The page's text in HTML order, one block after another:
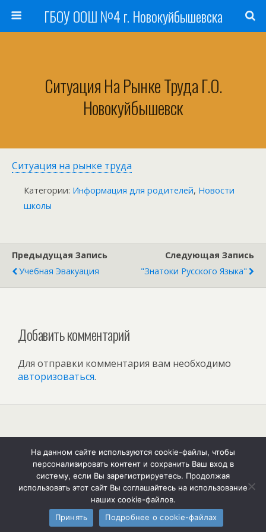
ГБОУ ООШ №4 г. Новокуйбышевска
Ситуация На Рынке Труда Г.о.
Новокуйбышевск
Ситуация на рынке труда
Категории: Информация для родителей, Новости
школы
Предыдущая Запись
Учебная Эвакуация
Следующая Запись
"Знатоки Русского Языка"
Добавить комментарий
Для отправки комментария вам необходимо
авторизоваться.
Наверх
Мобильн. Компьютерная
На данном сайте используются cookie-файлы, чтобы
персонализировать контент и сохранить Ваш вход в
систему, если Вы зарегистрируетесь. Продолжая
использовать этот сайт Вы соглашайтесь на использование
наших cookie-файлов.
Принять
Подробнее о cookie-файлах